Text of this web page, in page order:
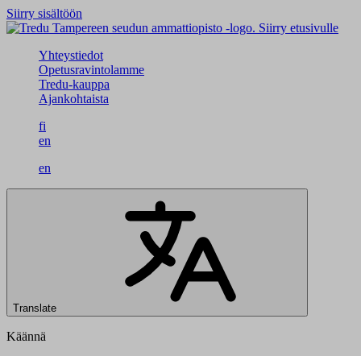
Siirry sisältöön
Siirry etusivulle
Yhteystiedot
Opetusravintolamme
Tredu-kauppa
Ajankohtaista
fi
en
en
Translate
Käännä